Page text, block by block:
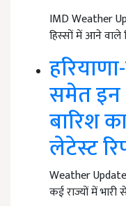
IMD Weather
हिस्सों में आने वाले
समेत इन
बारिश
लेटेस्ट
Weather
कई राज्यों में भारी